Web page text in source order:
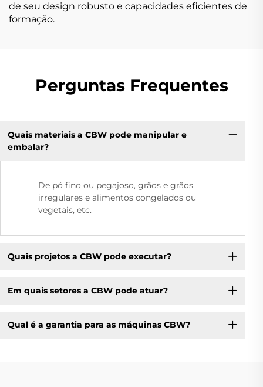
de seu design robusto e capacidades eficientes de
formação.
Perguntas Frequentes
Quais materiais a CBW pode manipular e
embalar?
De pó fino ou pegajoso, grãos e grãos
irregulares e alimentos congelados ou
vegetais, etc.
Quais projetos a CBW pode executar?
Em quais setores a CBW pode atuar?
Qual é a garantia para as máquinas CBW?